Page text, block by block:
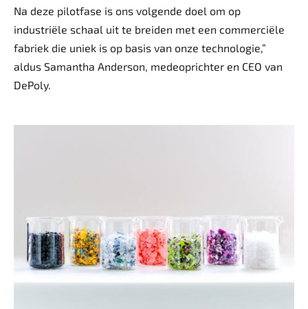
Na deze pilotfase is ons volgende doel om op
industriële schaal uit te breiden met een commerciële
fabriek die uniek is op basis van onze technologie,”
aldus Samantha Anderson, medeoprichter en CEO van
DePoly.